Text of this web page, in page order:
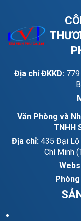
Địa chỉ ĐKKD:
Văn Phòng và
TNHH
Địa chỉ: 435 Đại Lộ
Chí Minh